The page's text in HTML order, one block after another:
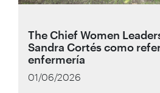
The Chief Women
Sandra Cortés como
enfermería
01/06/2026